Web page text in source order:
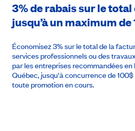
3% de rabais sur le
jusqu’à un maximum de
Économisez 3% sur le total de la
services professionnels ou des
par les entreprises recommandées
Québec, jusqu'à concurrence de
toute promotion en cours.